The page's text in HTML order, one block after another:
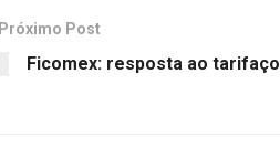
Próximo Post
Ficomex: resposta ao tarifaço